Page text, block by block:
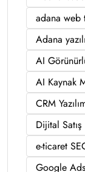
adana web
Adana
AI
AI Kaynak
CRM
Dijital Satış
e-ticaret
Google Ads